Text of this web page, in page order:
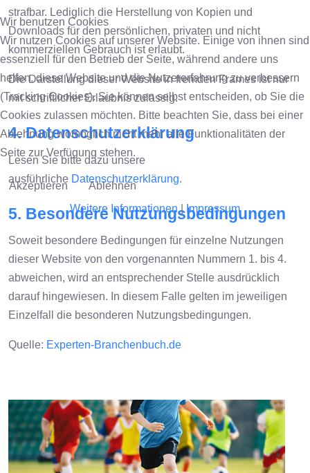
strafbar. Lediglich die Herstellung von Kopien und
Downloads für den persönlichen, privaten und nicht
kommerziellen Gebrauch ist erlaubt.
Die Darstellung dieser Website in fremden Frames ist nur
mit schriftlicher Erlaubnis zulässig.
4. Datenschutzerklärung
Lesen Sie bitte dazu unsere
ausführliche Datenschutzerklärung.
5. Besondere Nutzungsbedingungen
Soweit besondere Bedingungen für einzelne Nutzungen
dieser Website von den vorgenannten Nummern 1. bis 4.
abweichen, wird an entsprechender Stelle ausdrücklich
darauf hingewiesen. In diesem Falle gelten im jeweiligen
Einzelfall die besonderen Nutzungsbedingungen.
Quelle: Experten-Branchenbuch.de
Wir benutzen Cookies
Wir nutzen Cookies auf unserer Website. Einige von ihnen sind
essenziell für den Betrieb der Seite, während andere uns
helfen, diese Website und die Nutzererfahrung zu verbessern
(Tracking Cookies). Sie können selbst entscheiden, ob Sie die
Cookies zulassen möchten. Bitte beachten Sie, dass bei einer
Ablehnung womöglich nicht mehr alle Funktionalitäten der
Seite zur Verfügung stehen.
Akzeptieren
Ablehnen
Weitere Informationen|Impressum